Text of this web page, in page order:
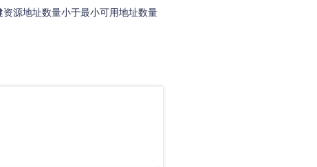
源地址数量小于最小可用地址数量